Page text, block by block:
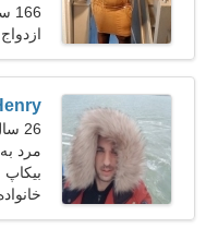
تنومند
کیلوگرم (152
ازدواج
26 سال, سرطان
مرد به
بیکاپ